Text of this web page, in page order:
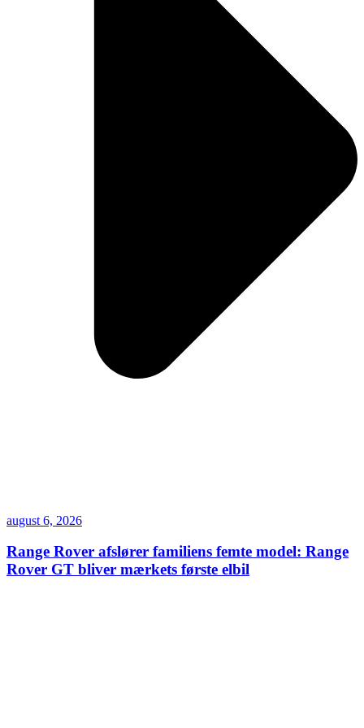
august 6, 2026
Range Rover afslører familiens femte model: Range
Rover GT bliver mærkets første elbil